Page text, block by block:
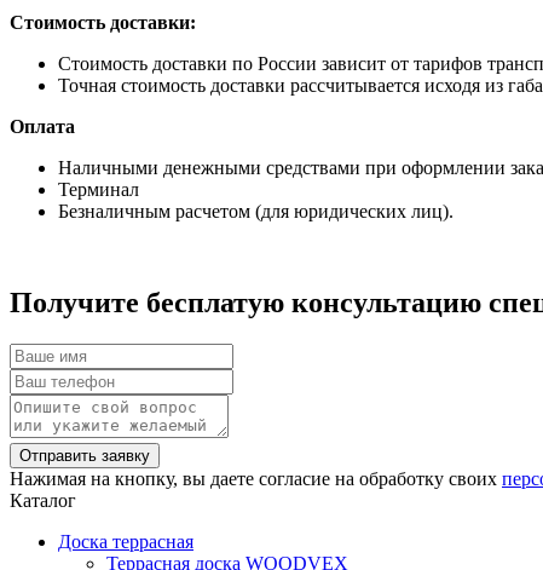
Стоимость доставки:
Стоимость доставки по России зависит от тарифов
Точная стоимость доставки рассчитывается исходя из
Оплата
Наличными денежными средствами при оформлении
Терминал
Безналичным расчетом (для юридических лиц).
Получите бесплатую консультацию
Нажимая на кнопку, вы даете согласие на обработку своих
Каталог
Доска террасная
Террасная доска WOODVEX